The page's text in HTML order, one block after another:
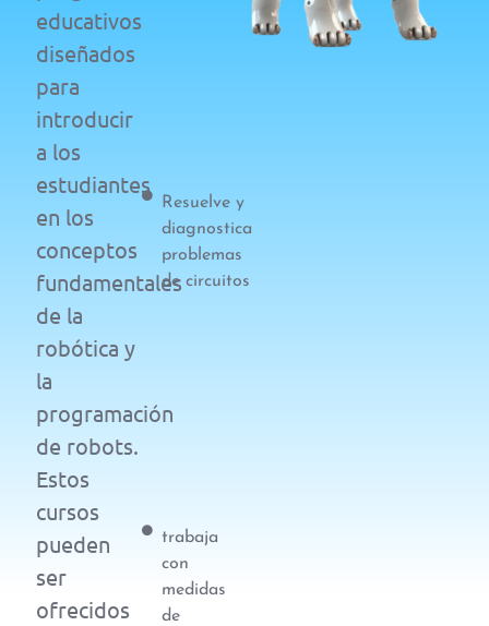
educativos
diseñados
para
introducir
a los
estudiantes
en los
conceptos
fundamentales
de la
robótica y
la
programación
de robots.
Estos
cursos
pueden
ser
ofrecidos
Resuelve y
diagnostica
problemas
de circuitos
trabaja
con
medidas
de